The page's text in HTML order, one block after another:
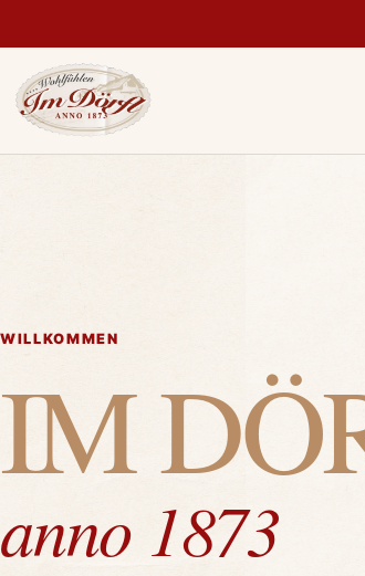
WILLKOMMEN
IM
anno 1873